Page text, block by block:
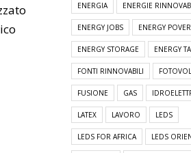
ENERGIA ENERGIE
ENERGY JOBS ENERGY
ENERGY STORAGE ENERGY
FONTI RINNOVABILI
FUSIONE GAS
LATEX LAVORO LEDS
LEDS FOR AFRICA LEDS